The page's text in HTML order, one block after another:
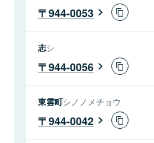
944-0053
志シ
944-0056
東雲町シノノメチョウ
944-0042